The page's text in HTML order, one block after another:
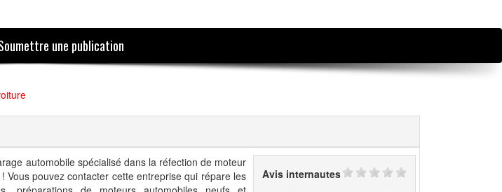
une publication
automobile spécialisé dans la réfection de moteur
Vous pouvez contacter cette entreprise qui répare les
Avis internautes